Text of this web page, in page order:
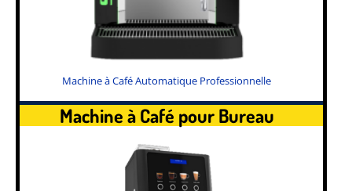
Machine à Café Automatique Professionnelle
Machine à Café pour Bureau